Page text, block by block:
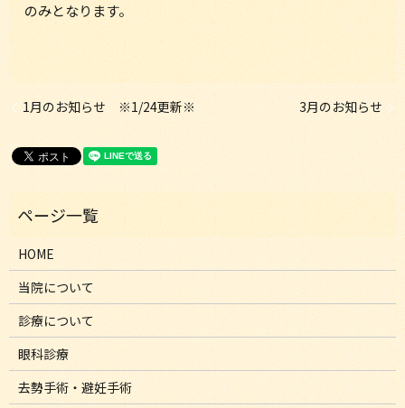
のみとなります。
1月のお知らせ ※1/24更新※ 3月のお知らせ
HOME
当院について
診療について
眼科診療
去勢手術・避妊手術